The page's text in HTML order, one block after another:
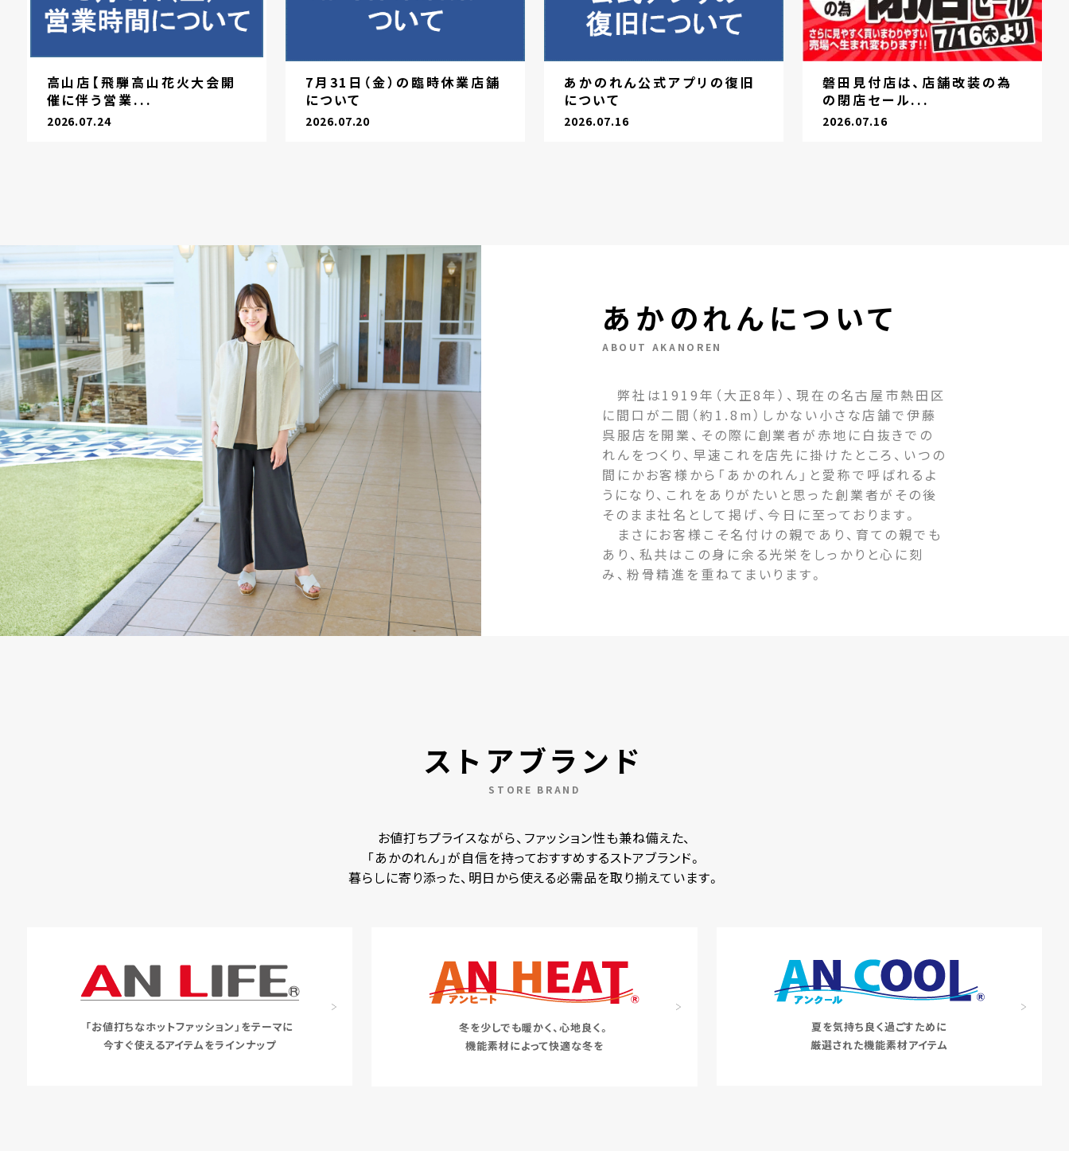
高山店【飛騨高山花火大会開
催に伴う営業...
2026.07.24
7月31日（金）の臨時休業店舗
について
2026.07.20
あかのれん公式アプリの復旧
について
2026.07.16
磐田見付店は、店舗改装の為
の閉店セール...
2026.07.16
あかのれんについて
ABOUT AKANOREN
弊社は1919年（大正8年）、現在の名古屋市熱田区
に間口が二間（約1.8m）しかない小さな店舗で伊藤
呉服店を開業、その際に創業者が赤地に白抜きでの
れんをつくり、早速これを店先に掛けたところ、いつの
間にかお客様から「あかのれん」と愛称で呼ばれるよ
うになり、これをありがたいと思った創業者がその後
そのまま社名として掲げ、今日に至っております。
まさにお客様こそ名付けの親であり、育ての親でも
あり、私共はこの身に余る光栄をしっかりと心に刻
み、粉骨精進を重ねてまいります。
ストアブランド
STORE BRAND
お値打ちプライスながら、ファッション性も兼ね備えた、
「あかのれん」が自信を持っておすすめするストアブランド。
暮らしに寄り添った、明日から使える必需品を取り揃えています。
「お値打ちなホットファッション」をテーマに
今すぐ使えるアイテムをラインナップ
冬を少しでも暖かく、心地良く。
機能素材によって快適な冬を
夏を気持ち良く過ごすために
厳選された機能素材アイテム